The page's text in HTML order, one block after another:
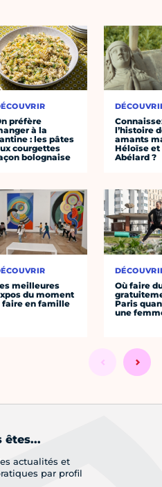
préfère
à la
: les pâtes
courgettes
bolognaise
meilleures
du moment
faire en famille
l’histoire
amants
Héloïse et
Abélard ?
Où faire
Paris
une
êtes...
actualités et
par profil